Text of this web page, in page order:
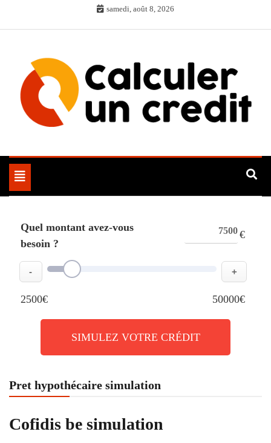
samedi, août 8, 2026
Toggle
navigation
Quel montant avez-vous
besoin ?
€
- +
2500€ 50000€
SIMULEZ VOTRE CRÉDIT
Pret hypothécaire simulation
Cofidis be simulation